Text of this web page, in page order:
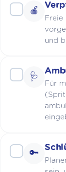
🍎
Freie
und
🩺
Für
🔑